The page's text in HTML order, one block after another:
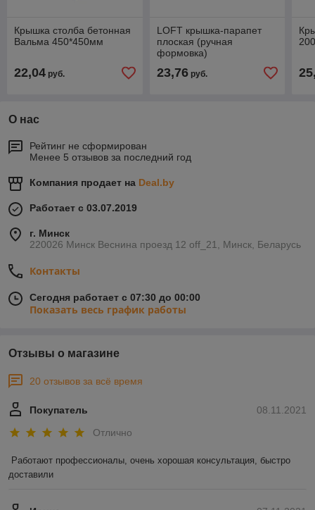
Крышка столба бетонная
Вальма 450*450мм
22,04 руб.
LOFT крышка-парапет
плоская (ручная
формовка)
23,76руб.
О нас
Рейтинг не сформирован
Менее 5 отзывов за последний год
Компания продает на Deal.by
Работает с 03.07.2019
г. Минск
220026 Минск Веснина проезд 12 off_21, Минск, Беларусь
Контакты
Сегодня работает с 07:30 до 00:00
Показать весь график работы
Отзывы о магазине
20 отзывов за всё время
08.11.2021
Покупатель
Отлично
Работают профессионалы, очень хорошая консультация, быстро
доставили